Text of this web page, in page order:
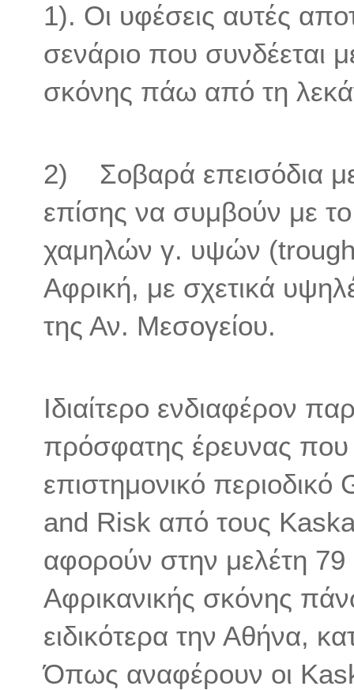
1). Οι υφέσεις αυτές
σενάριο που συνδέεται
σκόνης πάω από τη
2) Σοβαρά επεισόδια
επίσης να συμβούν με
χαμηλών γ. υψών
Αφρική, με σχετικά
της Αν. Μεσογείου.
Ιδιαίτερο ενδιαφέρον
πρόσφατης έρευνας που
επιστημονικό
and Risk από τους
αφορούν στην μελέτη
Αφρικανικής σκόνης
ειδικότερα την Αθήνα,
Όπως αναφέρουν οι